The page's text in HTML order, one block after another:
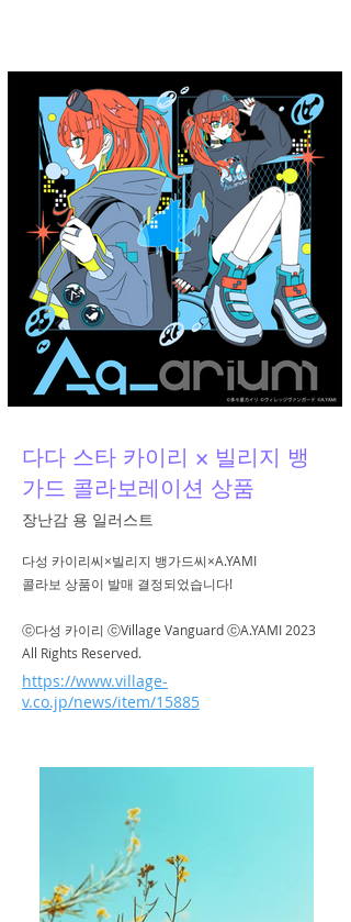
다다 스타 카이리 × 빌리지 뱅
가드 콜라보레이션 상품
장난감 용 일러스트
다성 카이리씨×빌리지 뱅가드씨×A.YAMI
콜라보 상품이 발매 결정되었습니다!
ⓒ다성 카이리 ⓒVillage Vanguard ⓒA.YAMI 2023
All Rights Reserved.
https://www.village-
v.co.jp/news/item/15885